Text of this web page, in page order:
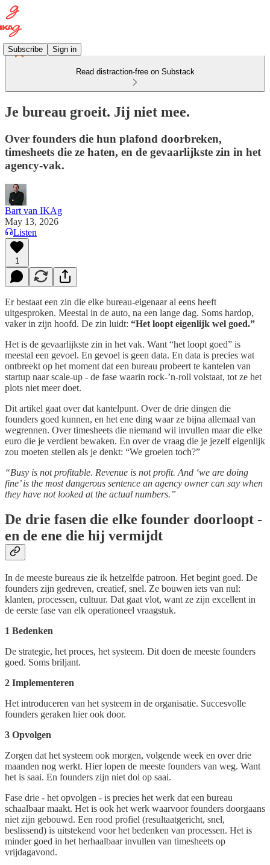
Subscribe Sign in
Read distraction-free on Substack
Je bureau groeit. Jij niet mee.
Over founders die hun plafond doorbreken,
timesheets die ze haten, en de gevaarlijkste zin in het
agency-vak.
Bart van IKAg
May 13, 2026
Listen
1
Er bestaat een zin die elke bureau-eigenaar al eens heeft
uitgesproken. Meestal in de auto, na een lange dag. Soms hardop,
vaker in zijn hoofd. De zin luidt: “Het loopt eigenlijk wel goed.”
Het is de gevaarlijkste zin in het vak. Want “het loopt goed” is
meestal een gevoel. En gevoel is geen data. En data is precies wat
ontbreekt op het moment dat een bureau probeert te kantelen van
startup naar scale-up - de fase waarin rock-’n-roll volstaat, tot ze het
plots niet meer doet.
Dit artikel gaat over dat kantelpunt. Over de drie dingen die
founders goed kunnen, en het ene ding waar ze bijna allemaal van
wegrennen. Over timesheets die niemand wil invullen maar die elke
euro die je verdient bewaken. En over de vraag die je jezelf eigenlijk
zou moeten stellen als je denkt: “We groeien toch?”
“Busy is not profitable. Revenue is not profit. And ‘we are doing
fine’ is the most dangerous sentence an agency owner can say when
they have not looked at the actual numbers.”
De drie fasen die elke founder doorloopt -
en de ene die hij vermijdt
In de meeste bureaus zie ik hetzelfde patroon. Het begint goed. De
founders zijn gedreven, creatief, snel. Ze bouwen iets van nul:
klanten, processen, cultuur. Dat gaat vlot, want ze zijn excellent in
de eerste fase van elk operationeel vraagstuk.
1 Bedenken
De strategie, het proces, het systeem. Dit doen de meeste founders
goed. Soms briljant.
2 Implementeren
Het introduceren van het systeem in de organisatie. Succesvolle
founders geraken hier ook door.
3 Opvolgen
Zorgen dat het systeem ook morgen, volgende week en over drie
maanden nog werkt. Hier lopen de meeste founders van weg. Want
het is saai. En founders zijn niet dol op saai.
Fase drie - het opvolgen - is precies het werk dat een bureau
schaalbaar maakt. Het is ook het werk waarvoor founders doorgaans
niet zijn gebouwd. Een rood profiel (resultaatgericht, snel,
beslissend) is uitstekend voor het bedenken van processen. Het is
minder goed in het herhaalbaar invullen van timesheets op
vrijdagavond.